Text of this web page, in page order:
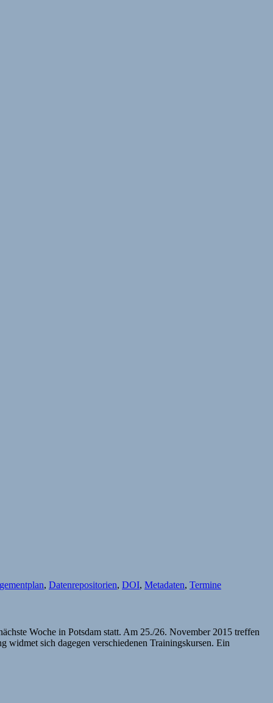
, Datenrepositorien, DOI, Metadaten, Termine
Woche in Potsdam statt. Am 25./26. November 2015 treffen
sich dagegen verschiedenen Trainingskursen. Ein